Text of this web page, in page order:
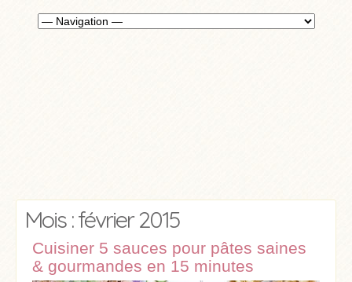
Mois : février 2015
Cuisiner 5 sauces pour pâtes saines
& gourmandes en 15 minutes